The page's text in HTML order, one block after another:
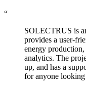
“
SOLECTRUS is
provides a user-
energy
analytics. The
up, and has a
for anyone